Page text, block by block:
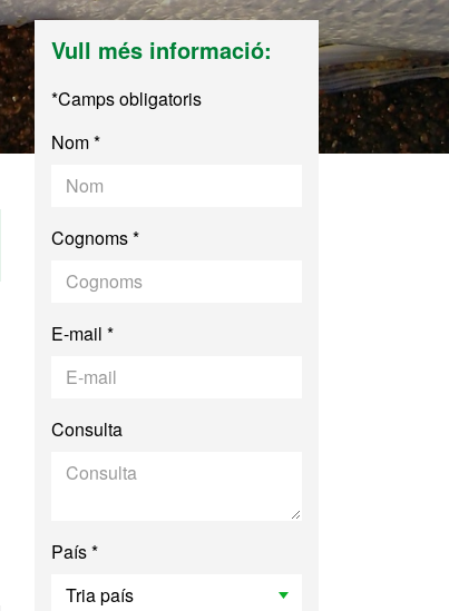
Vull més informació:
*Camps obligatoris
Nom *
Cognoms *
E-mail *
Consulta
País *